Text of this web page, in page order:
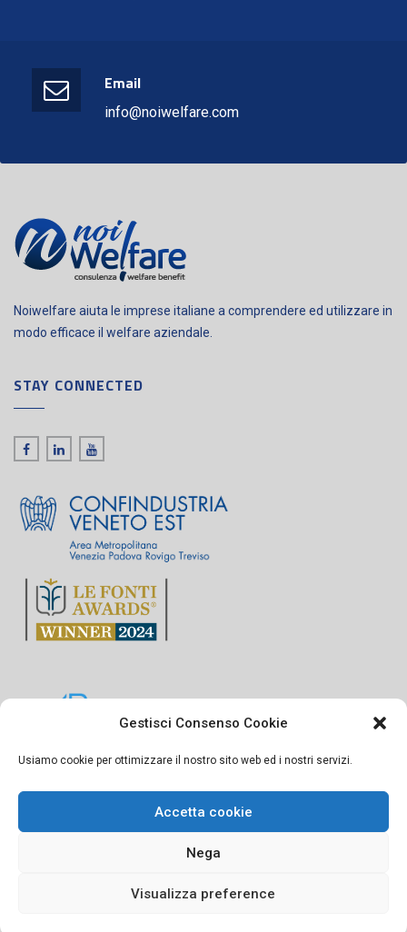
Gestisci Consenso Cookie
Usiamo cookie per ottimizzare il nostro sito web ed i nostri servizi.
Accetta cookie
Nega
Visualizza preference
Email
info@noiwelfare.com
Noiwelfare aiuta le imprese italiane a comprendere ed utilizzare in
modo efficace il welfare aziendale.
STAY CONNECTED
04506620279 -
Made byLarin